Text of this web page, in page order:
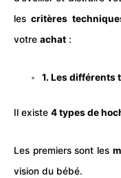
lescritères
votre achat :
1. Les différents
Il existe 4 types de
Les premiers sont les
vision du bébé.